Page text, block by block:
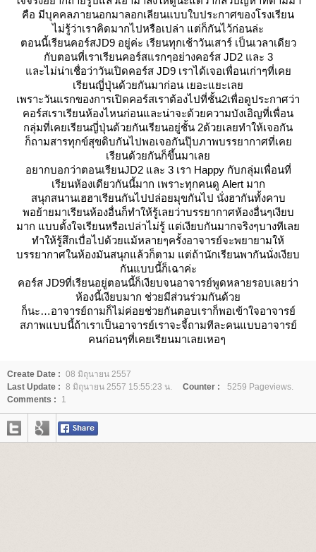
คือ มีบุคคลภายนอกมาลอกเลียนแบบใบประกาศของโรงเรียน
ไม่รู้ว่าเราคิดมากไปหรือเปล่า แต่ก็กันไว้ก่อนล่ะ
ตอนนี้เรียนคอร์สJD9 อยู่ค่ะ เรียนทุกเช้าวันเสาร์ เป็นเวลาเดียว
กับตอนที่เราเรียนคอร์สแรกๆอย่างคอร์ส JD2 ละ 3
ละไม่น่าเชื่อว่าวันเปิดคอร์ส JD9 เราได้เจอเพื่อนเก่าๆที่เค
เรียนญี่ปุ่นด้วยกันมาก่อน เยอะแยะเล
เพราะวันแรกของการเปิดคอร์สเราต้องไปที่ชั้น2เพื่อดูประกาศว่า
คอร์สเราเรียนห้องไหนก่อนและน่าจะด้วยความบังเอิญที่เพื่อน
กลุ่มที่เคยเรียนญี่ปุ่นด้วยกันเรียนอยู่ชั้น 2ด้วยเลยทำให้เจอกัน
ก็ถามสารทุกข์สุขดิบกันไปพอเจอกันปุ๊บภาพบรรยากาศที่เค
เรียนด้วยกันก็ขึ้นมาเล
อยากบอกว่าตอนเรียนJD2 ละ 3 เรา Happy กับกลุ่มเพื่อนที่
เรียนห้องเดียวกันนี้มาก เพราะทุกคนดู Alert มาก
สนุกสนานเฮฮาเรียนกันไปปล่อยมุขกันไป นั่งฮากันทั้งคาบ
พอย้ายมาเรียนห้องอื่นก็ทำให้รู้เลยว่าบรรยากาศห้องอื่นๆเงียบ
มาก แบบตั้งใจเรียนหรือเปล่าไม่รู้ แต่เงียบกันมากจริงๆบางทีเล
ทำให้รู้สึกเบื่อไปด้วยแม้หลายๆครั้งอาจารย์จะพยายามให้
บรรยากาศในห้องมันสนุกแล้วก็ตาม แต่ถ้านักเรียนพากันนั่งเงียบ
กันแบบนี้ก็เฉาค่ะ
คอร์ส JD9ที่เรียนอยู่ตอนนี้ก็เงียบจนอาจารย์พูดหลายรอบเลยว่า
ห้องนี้เงียบมาก ช่วยมีส่วนร่วมกันด้ว
ก็นะ
อาจารย์ถามก็ไม่ค่อยช่วยกันตอบเราก็พอเข้าใจอาจารย์
สภาพแบบนี้ถ้าเราเป็นอาจารย์เราจะจี้ถามทีละคนแบบอาจารย์
คนก่อนๆที่เคยเรียนมาเลยเหอๆ
Create Date : 08 มิถุนายน 2557
Last Update : 8 มิถุนายน 2557 15:55:23 น. Counter :
5259 Pageviews.
Comments :
1